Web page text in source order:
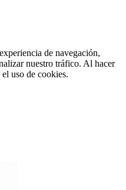
de navegación,
nuestro tráfico. Al hacer
uso de cookies.